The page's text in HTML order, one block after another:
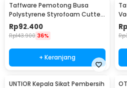
Taffware Pemotong Busa
Polystyrene Styrofoam Cutter
15W 405mm - CT25
Rp92.400
Rp143.900 36%
+ Keranjang
Rp
Rp
UNTIOR Kepala Sikat Pembersih